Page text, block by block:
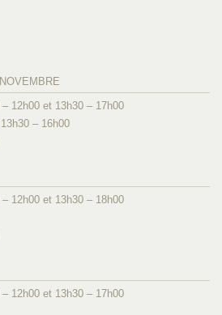
12h00 et 13h30 – 17h00
– 16h00
12h00 et 13h30 – 18h00
12h00 et 13h30 – 17h00